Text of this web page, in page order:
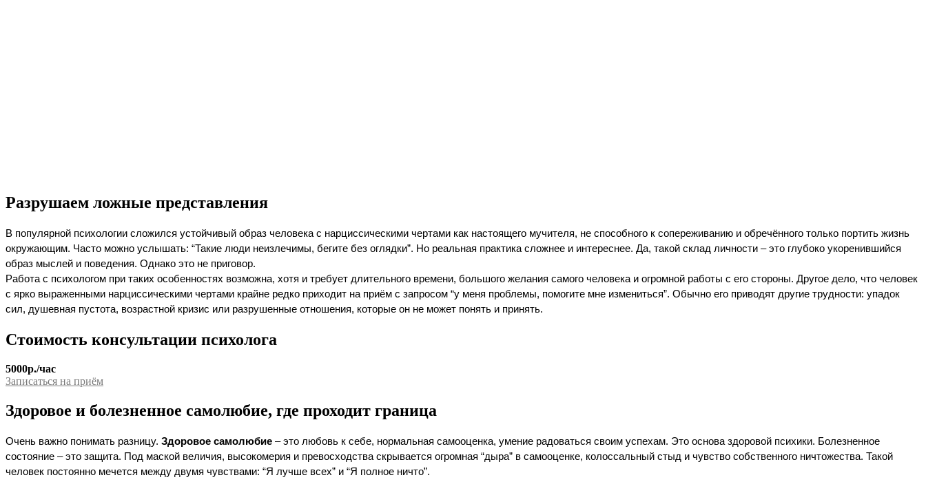
Разрушаем ложные представления
В популярной психологии сложился устойчивый образ человека с нарциссическими чертами как настоящего мучителя, не способного к сопереживанию и обречённого только портить жизнь
окружающим. Часто можно услышать: “Такие люди неизлечимы, бегите без оглядки”. Но реальная практика сложнее и интереснее. Да, такой склад личности – это глубоко укоренившийся
образ мыслей и поведения. Однако это не приговор.
Работа с психологом при таких особенностях возможна, хотя и требует длительного времени, большого желания самого человека и огромной работы с его стороны. Другое дело, что человек
с ярко выраженными нарциссическими чертами крайне редко приходит на приём с запросом “у меня проблемы, помогите мне измениться”. Обычно его приводят другие трудности: упадок
сил, душевная пустота, возрастной кризис или разрушенные отношения, которые он не может понять и принять.
Стоимость консультации психолога
5000р./час
Записаться на приём
Здоровое и болезненное самолюбие, где проходит граница
Очень важно понимать разницу. Здоровое самолюбие – это любовь к себе, нормальная самооценка, умение радоваться своим успехам. Это основа здоровой психики. Болезненное
состояние – это защита. Под маской величия, высокомерия и превосходства скрывается огромная “дыра” в самооценке, колоссальный стыд и чувство собственного ничтожества. Такой
человек постоянно мечется между двумя чувствами: “Я лучше всех” и “Я полное ничто”.